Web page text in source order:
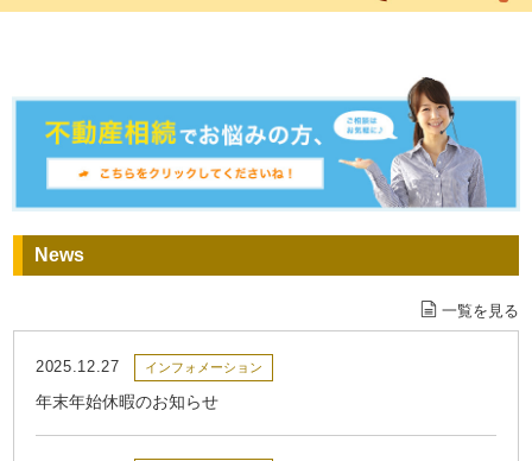
News
一覧を見る
2025.12.27 インフォメーション
年末年始休暇のお知らせ